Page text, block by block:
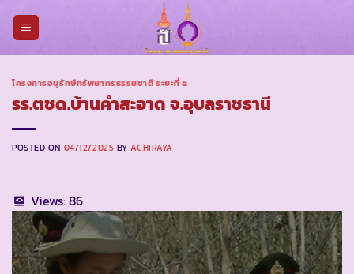
โครงการอนุรักษ์ทรัพยากรธรรมชาติ ระยะที่ ๕
รร.ตชด.บ้านคำสะอาด จ.อุบลราชธานี
POSTED ON 04/12/2025 BYACHIRAYA
Views:86